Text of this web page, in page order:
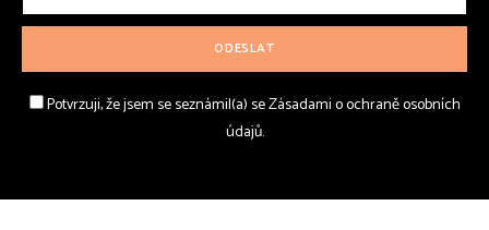
Potvrzuji, že jsem se seznámil(a) se Zásadami o ochraně osobních
údajů.